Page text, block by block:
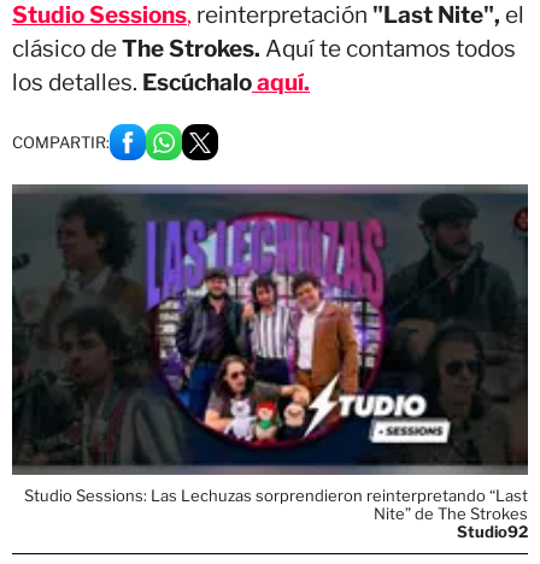
Studio Sessions, reinterpretación "Last Nite", el
clásico deThe Strokes. Aquí te contamos todos
los detalles. Escúchaloaquí.
COMPARTIR:
Studio Sessions: Las Lechuzas sorprendieron reinterpretando “Last
Nite” de The Strokes
Studio92